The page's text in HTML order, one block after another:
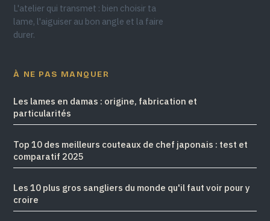
L'atelier qui transmet : bien choisir ta
lame, l'aiguiser au bon angle et la faire
durer.
À NE PAS MANQUER
Les lames en damas : origine, fabrication et
particularités
Top 10 des meilleurs couteaux de chef japonais : test et
comparatif 2025
Les 10 plus gros sangliers du monde qu'il faut voir pour y
croire